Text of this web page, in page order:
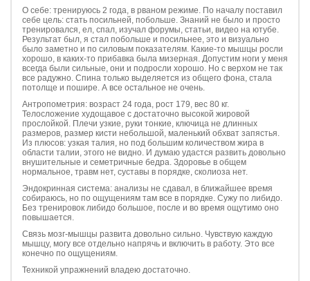
О себе: тренируюсь 2 года, в рваном режиме. По началу поставил
себе цель: стать посильней, побольше. Знаний не было и просто
тренировался, ел, спал, изучал форумы, статьи, видео на ютубе.
Результат был, я стал побольше и посильнее, это и визуально
было заметно и по силовым показателям. Какие-то мышцы росли
хорошо, в каких-то прибавка была мизерная. Допустим ноги у меня
всегда были сильные, они и подросли хорошо. Но с верхом не так
все радужно. Спина только выделяется из общего фона, стала
потолще и пошире. А все остальное не очень.
Антропометрия: возраст 24 года, рост 179, вес 80 кг.
Телосложение худощавое с достаточно высокой жировой
прослойкой. Плечи узкие, руки тонкие, ключица не длинных
размеров, размер кисти небольшой, маленький обхват запястья.
Из плюсов: узкая талия, но под большим количеством жира в
области талии, этого не видно. И думаю удастся развить довольно
внушительные и семетричные бедра. Здоровье в общем
нормальное, травм нет, суставы в порядке, сколиоза нет.
Эндокринная система: анализы не сдавал, в ближайшее время
собираюсь, но по ощущениям там все в порядке. Сужу по либидо.
Без тренировок либидо большое, после и во время ощутимо оно
повышается.
Связь мозг-мышцы развита довольно сильно. Чувствую каждую
мышцу, могу все отдельно напрячь и включить в работу. Это все
конечно по ощущениям.
Техникой упражнений владею достаточно.